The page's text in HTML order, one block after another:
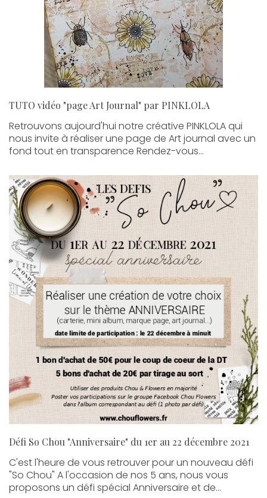
TUTO vidéo "page Art Journal" par PINKLOLA
Retrouvons aujourd'hui notre créative PINKLOLA qui
nous invite à réaliser une page de Art journal avec un
fond tout en transparence Rendez-vous...
Défi So Chou "Anniversaire" du 1er au 22 décembre 2021
C'est l'heure de vous retrouver pour un nouveau défi
"So Chou" A l'occasion de nos 5 ans, nous vous
proposons un défi spécial Anniversaire et de...